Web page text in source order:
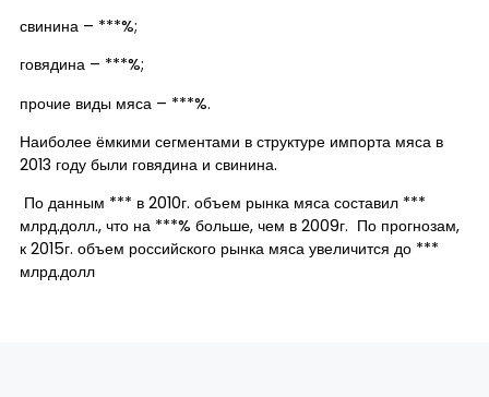
свинина – ***%;
говядина – ***%;
прочие виды мяса – ***%.
Наиболее ёмкими сегментами в структуре импорта мяса в
2013 году были говядина и свинина.
По данным *** в 2010г. объем рынка мяса составил ***
млрд.долл., что на ***% больше, чем в 2009г. По прогнозам,
к 2015г. объем российского рынка мяса увеличится до ***
млрд.долл